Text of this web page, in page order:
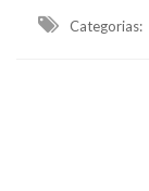
Categorias: